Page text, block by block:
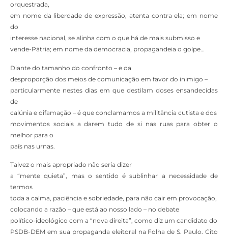
orquestrada,
em nome da liberdade de expressão, atenta contra ela; em nome
do
interesse nacional, se alinha com o que há de mais submisso e
vende-Pátria; em nome da democracia, propagandeia o golpe…
Diante do tamanho do confronto – e da
desproporção dos meios de comunicação em favor do inimigo –
particularmente nestes dias em que destilam doses ensandecidas
de
calúnia e difamação – é que conclamamos a militância cutista e dos
movimentos sociais a darem tudo de si nas ruas para obter o
melhor para o
país nas urnas.
Talvez o mais apropriado não seria dizer
a “mente quieta”, mas o sentido é sublinhar a necessidade de
termos
toda a calma, paciência e sobriedade, para não cair em provocação,
colocando a razão – que está ao nosso lado – no debate
político-ideológico com a “nova direita”, como diz um candidato do
PSDB-DEM em sua propaganda eleitoral na Folha de S. Paulo. Cito